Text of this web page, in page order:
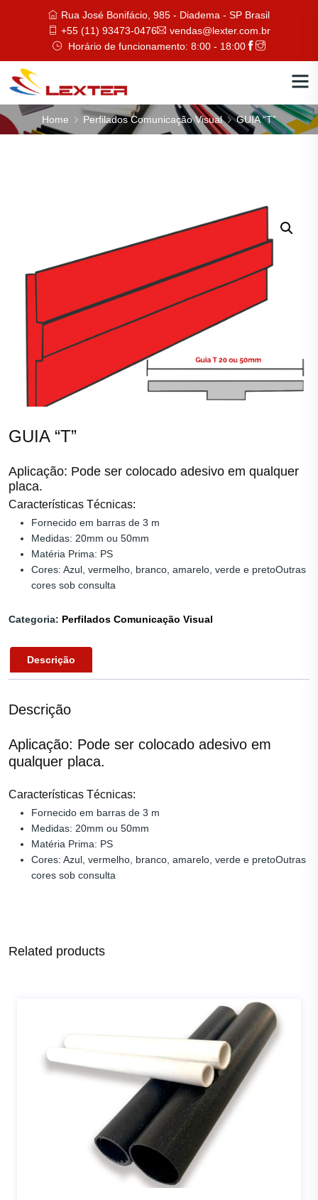
Rua José Bonifácio, 985 - Diadema - SP Brasil
+55 (11) 93473-0476
vendas@lexter.com.br
Horário de funcionamento: 8:00 - 18:00
Home Perfilados Comunicação Visual GUIA “T”
GUIA “T”
Aplicação: Pode ser colocado adesivo em qualquer
placa.
Características Técnicas:
Fornecido em barras de 3 m
Medidas: 20mm ou 50mm
Matéria Prima: PS
Cores: Azul, vermelho, branco, amarelo, verde e pretoOutras
cores sob consulta
Categoria: Perfilados Comunicação Visual
Descrição
Descrição
Aplicação: Pode ser colocado adesivo em
qualquer placa.
Características Técnicas:
Fornecido em barras de 3 m
Medidas: 20mm ou 50mm
Matéria Prima: PS
Cores: Azul, vermelho, branco, amarelo, verde e pretoOutras
cores sob consulta
Related products